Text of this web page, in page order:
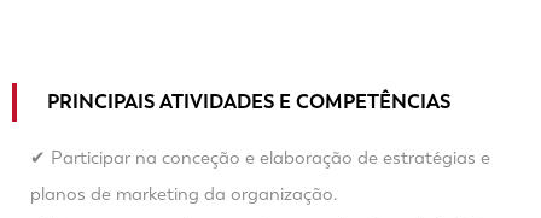
PRINCIPAIS ATIVIDADES E COMPETÊNCIAS
✔ Participar na conceção e elaboração de estratégias e
planos de marketing da organização.